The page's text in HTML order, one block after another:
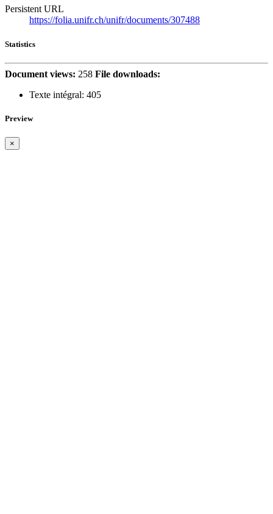
Persistent URL
https://folia.unifr.ch/unifr/documents/307488
Statistics
Document views: 258 File downloads:
Texte intégral: 405
Preview
×